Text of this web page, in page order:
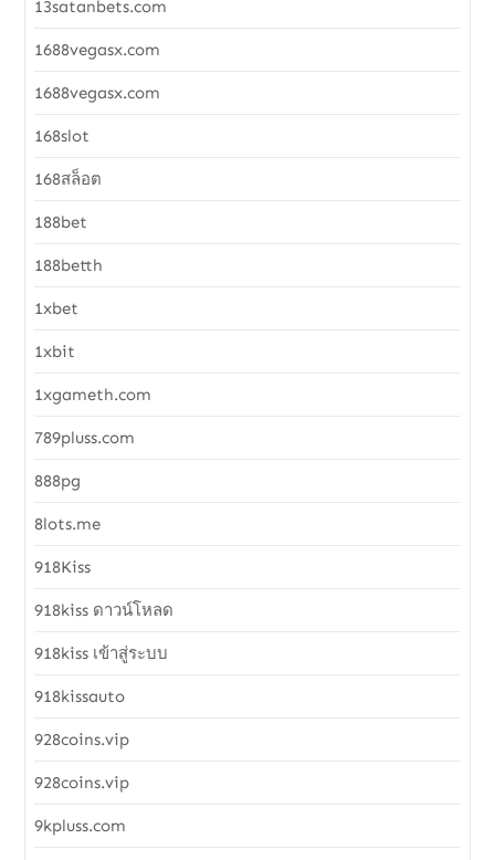
13satanbets.com
1688vegasx.com
1688vegasx.com
168slot
168สล็อต
188bet
188betth
1xbet
1xbit
1xgameth.com
789pluss.com
888pg
8lots.me
918Kiss
918kiss ดาวน์โหลด
918kiss เข้าสู่ระบบ
918kissauto
928coins.vip
928coins.vip
9kpluss.com